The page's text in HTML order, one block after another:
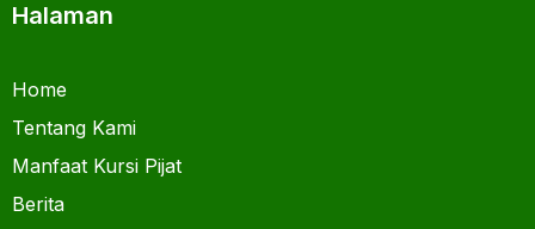
Halaman
Home
Tentang Kami
Manfaat Kursi Pijat
Berita